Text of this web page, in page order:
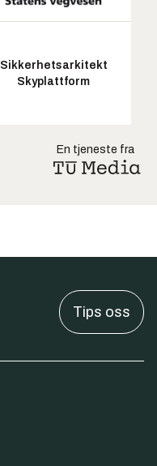
Sikkerhetsarkitekt
Skyplattform
En tjeneste fra
Tips oss